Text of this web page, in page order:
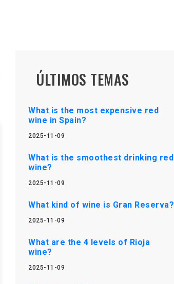
ÚLTIMOS TEMAS
What is the most expensive red
wine in Spain?
2025-11-09
What is the smoothest drinking red
wine?
2025-11-09
What kind of wine is Gran Reserva?
2025-11-09
What are the 4 levels of Rioja
wine?
2025-11-09